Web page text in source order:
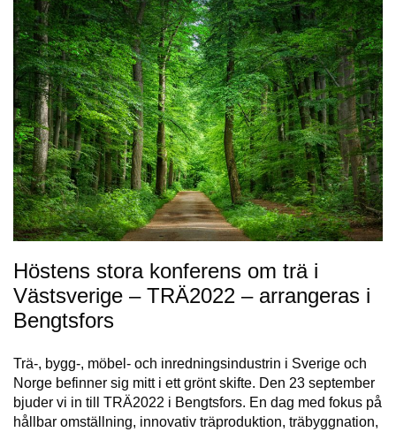
Höstens stora konferens om trä i
Västsverige – TRÄ2022 – arrangeras i
Bengtsfors
Trä-, bygg-, möbel- och inredningsindustrin i Sverige och
Norge befinner sig mitt i ett grönt skifte. Den 23 september
bjuder vi in till TRÄ2022 i Bengtsfors. En dag med fokus på
hållbar omställning, innovativ träproduktion, träbyggnation,